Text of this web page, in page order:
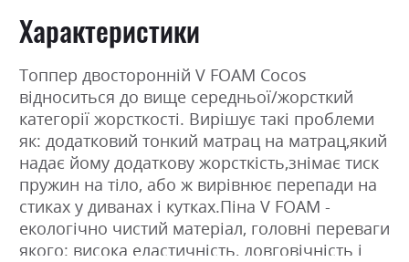
Характеристики
Топпер двосторонній V FOAM Cocos
відноситься до вище середньої/жорсткий
категорії жорсткості. Вирішує такі проблеми
як: додатковий тонкий матрац на матрац,який
надає йому додаткову жорсткість,знімає тиск
пружин на тіло, або ж вирівнює перепади на
стиках у диванах і кутках.Піна V FOAM -
екологічно чистий матеріал, головні переваги
якого: висока еластичність, довговічність і